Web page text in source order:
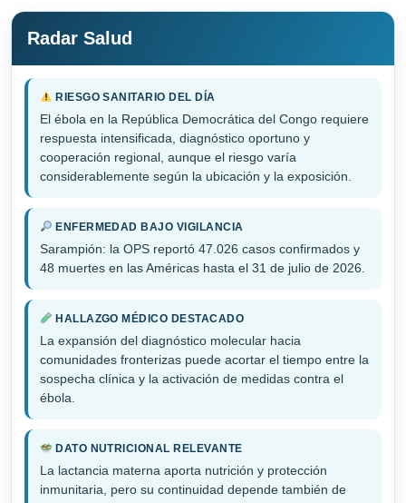
Radar Salud
RIESGO SANITARIO DEL DÍA
El ébola en la República Democrática del Congo requiere
respuesta intensificada, diagnóstico oportuno y
cooperación regional, aunque el riesgo varía
considerablemente según la ubicación y la exposición.
ENFERMEDAD BAJO VIGILANCIA
Sarampión: la OPS reportó 47.026 casos confirmados y
48 muertes en las Américas hasta el 31 de julio de 2026.
HALLAZGO MÉDICO DESTACADO
La expansión del diagnóstico molecular hacia
comunidades fronterizas puede acortar el tiempo entre la
sospecha clínica y la activación de medidas contra el
ébola.
DATO NUTRICIONAL RELEVANTE
La lactancia materna aporta nutrición y protección
inmunitaria, pero su continuidad depende también de